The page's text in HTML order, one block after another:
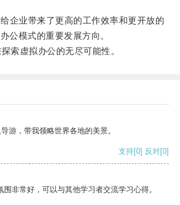
业带来了更高的工作效率和更开放的
公模式的重要发展方向。
虚拟办公的无尽可能性。
游，带我领略世界各地的美景。
支持[0] 反对[0]
非常好，可以与其他学习者交流学习心得。